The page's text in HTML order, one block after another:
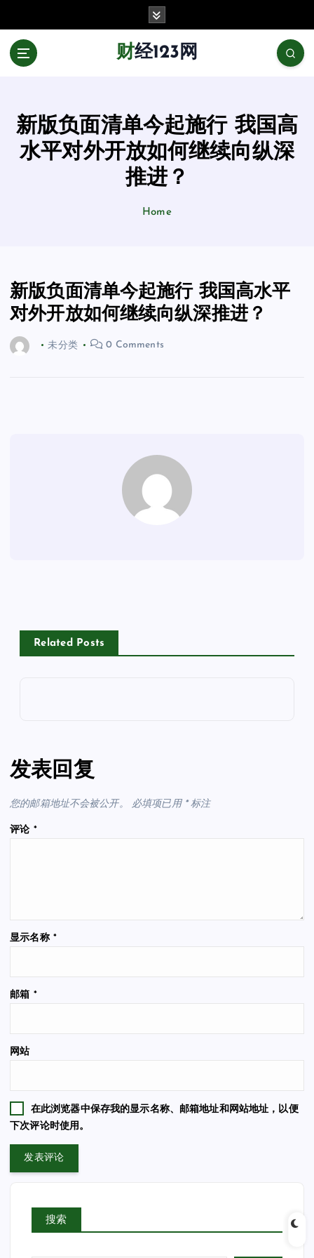
财经123网
新版负面清单今起施行 我国高
水平对外开放如何继续向纵深
推进？
Home
新版负面清单今起施行 我国高水平
对外开放如何继续向纵深推进？
未分类 0 Comments
Related Posts
发表回复
您的邮箱地址不会被公开。 必填项已用 *标注
评论 *
显示名称 *
邮箱 *
网站
在此浏览器中保存我的显示名称、邮箱地址和网站地址，以便
下次评论时使用。
搜索